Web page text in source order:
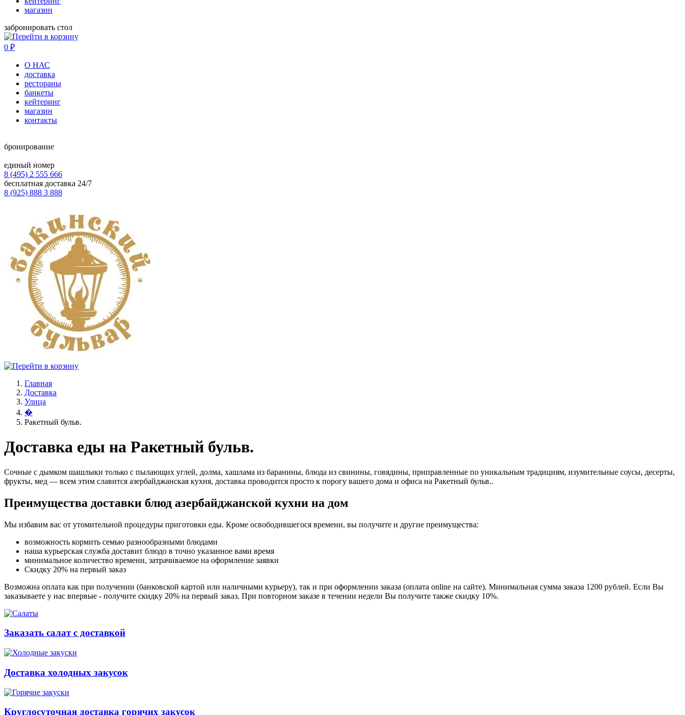
магазин
забронировать стол
0 ₽
О НАС
доставка
рестораны
банкеты
кейтеринг
магазин
контакты
бронирование
единый номер
8 (495) 2 555 666
бесплатная доставка 24/7
8 (925) 888 3 888
Главная
Доставка
Улица
�
Ракетный бульв.
Доставка еды на Ракетный бульв.
Сочные с дымком шашлыки только с пылающих углей, долма, хашлама из баранины, блюда из свинины, говядины, приправленные по уникальным традициям, изумительные соусы, десерты,
фрукты, мед — всем этим славится азербайджанская кухня, доставка проводится просто к порогу вашего дома и офиса на Ракетный бульв..
Преимущества доставки блюд азербайджанской кухни на дом
Мы избавим вас от утомительной процедуры приготовки еды. Кроме освободившегося времени, вы получите и другие преимущества:
возможность кормить семью разнообразными блюдами
наша курьерская служба доставит блюдо в точно указанное вами время
минимальное количество времени, затрачиваемое на оформление заявки
Скидку 20% на первый заказ
Возможна оплата как при получении (банковской картой или наличными курьеру), так и при оформлении заказа (оплата online на сайте). Минимальная сумма заказа 1200 рублей. Если Вы
заказываете у нас впервые - получите скидку 20% на первый заказ. При повторном заказе в течении недели Вы получите также скидку 10%.
Заказать салат с доставкой
Доставка холодных закусок
Круглосуточная доставка горячих закусок